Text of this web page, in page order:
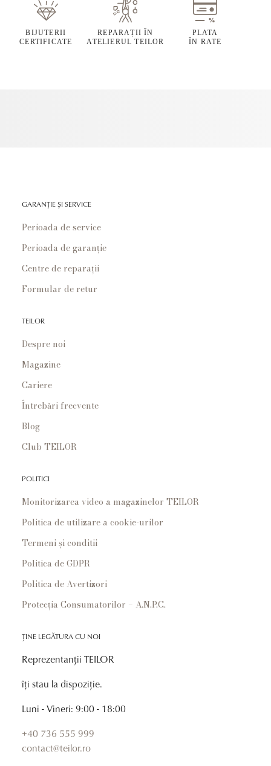
BIJUTERII
CERTIFICATE
REPARAȚII ÎN
ATELIERUL TEILOR
PLATA
ÎN RATE
GARANȚIE ȘI SERVICE
Perioada de service
Perioada de garanție
Centre de reparații
Formular de retur
TEILOR
Despre noi
Magazine
Cariere
Întrebări frecvente
Blog
Club TEILOR
POLITICI
Monitorizarea video a magazinelor TEILOR
Politica de utilizare a cookie-urilor
Termeni și conditii
Politica de GDPR
Politica de Avertizori
Protecția Consumatorilor – A.N.P.C.
ȚINE LEGĂTURA CU NOI
Reprezentanții TEILOR
îți stau la dispoziție.
Luni - Vineri: 9:00 - 18:00
+40 736 555 999
contact@teilor.ro